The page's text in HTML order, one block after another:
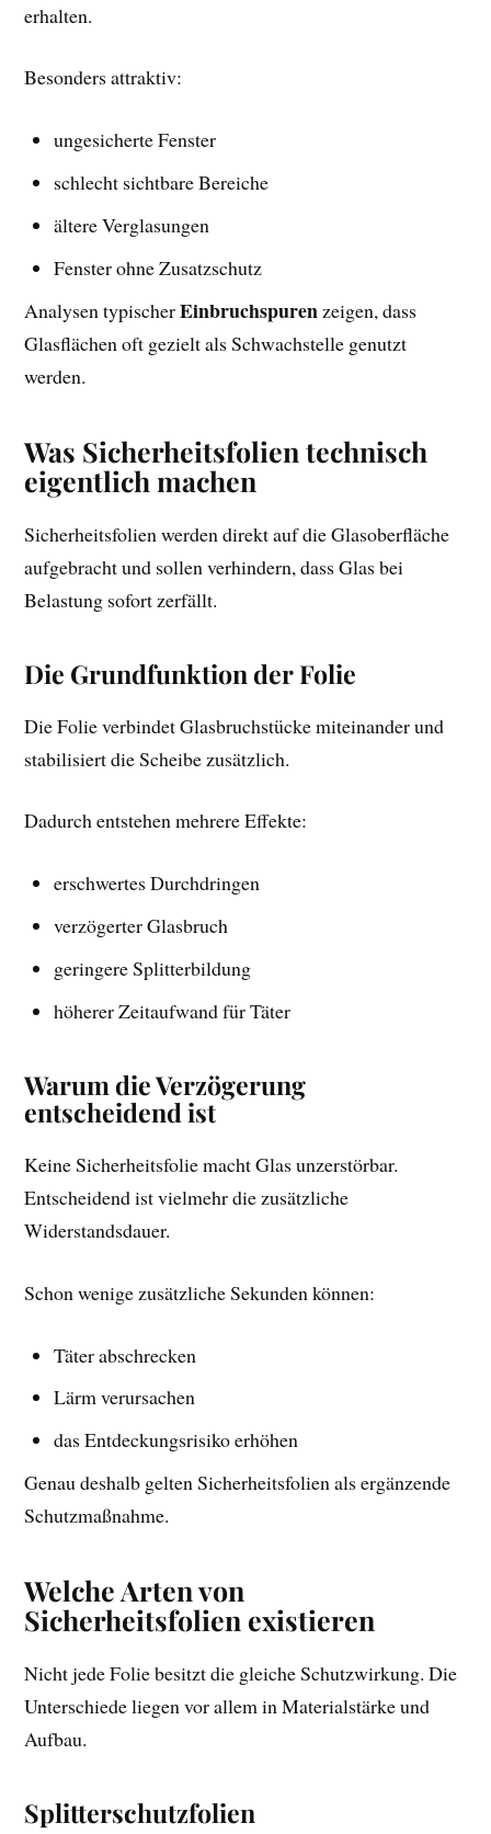
erhalten.
Besonders attraktiv:
ungesicherte Fenster
schlecht sichtbare Bereiche
ältere Verglasungen
Fenster ohne Zusatzschutz
Analysen typischerEinbruchspuren zeigen, dass
Glasflächen oft gezielt als Schwachstelle genutzt
werden.
Was Sicherheitsfolien technisch
eigentlich machen
Sicherheitsfolien werden direkt auf die Glasoberfläche
aufgebracht und sollen verhindern, dass Glas bei
Belastung sofort zerfällt.
Die Grundfunktion der Folie
Die Folie verbindet Glasbruchstücke miteinander und
stabilisiert die Scheibe zusätzlich.
Dadurch entstehen mehrere Effekte:
erschwertes Durchdringen
verzögerter Glasbruch
geringere Splitterbildung
höherer Zeitaufwand für Täter
Warum die Verzögerung
entscheidend ist
Keine Sicherheitsfolie macht Glas unzerstörbar.
Entscheidend ist vielmehr die zusätzliche
Widerstandsdauer.
Schon wenige zusätzliche Sekunden können:
Täter abschrecken
Lärm verursachen
das Entdeckungsrisiko erhöhen
Genau deshalb gelten Sicherheitsfolien als ergänzende
Schutzmaßnahme.
Welche Arten von
Sicherheitsfolien existieren
Nicht jede Folie besitzt die gleiche Schutzwirkung. Die
Unterschiede liegen vor allem in Materialstärke und
Aufbau.
Splitterschutzfolien